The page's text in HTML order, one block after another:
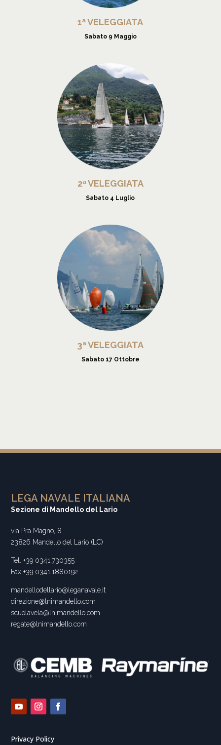
1ª VELEGGIATA
Sabato 9 Maggio
2ª VELEGGIATA
Sabato 4 Luglio
3ª VELEGGIATA
Sabato 17 Ottobre
LEGA NAVALE ITALIANA
Sezione di Mandello del Lario
via Pra Magno, 8
23826 Mandello del Lario (LC)
Tel. +39 0341.730355
Fax +39 0341.1880192
mandellodellario@leganavale.it
direzione@lnimandello.com
scuolavela@lnimandello.com
regate@lnimandello.com
Privacy Policy